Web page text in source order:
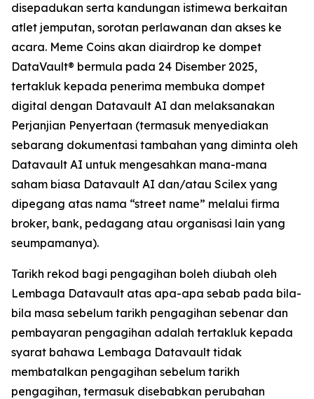
disepadukan serta kandungan istimewa berkaitan
atlet jemputan, sorotan perlawanan dan akses ke
acara. Meme Coins akan diairdrop ke dompet
DataVault® bermula pada 24 Disember 2025,
tertakluk kepada penerima membuka dompet
digital dengan Datavault AI dan melaksanakan
Perjanjian Penyertaan (termasuk menyediakan
sebarang dokumentasi tambahan yang diminta oleh
Datavault AI untuk mengesahkan mana-mana
saham biasa Datavault AI dan/atau Scilex yang
dipegang atas nama “street name” melalui firma
broker, bank, pedagang atau organisasi lain yang
seumpamanya).
Tarikh rekod bagi pengagihan boleh diubah oleh
Lembaga Datavault atas apa-apa sebab pada bila-
bila masa sebelum tarikh pengagihan sebenar dan
pembayaran pengagihan adalah tertakluk kepada
syarat bahawa Lembaga Datavault tidak
membatalkan pengagihan sebelum tarikh
pengagihan, termasuk disebabkan perubahan